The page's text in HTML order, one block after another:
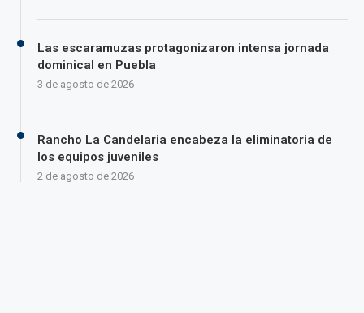
Las escaramuzas protagonizaron intensa jornada
dominical en Puebla
3 de agosto de 2026
Rancho La Candelaria encabeza la eliminatoria de
los equipos juveniles
2 de agosto de 2026